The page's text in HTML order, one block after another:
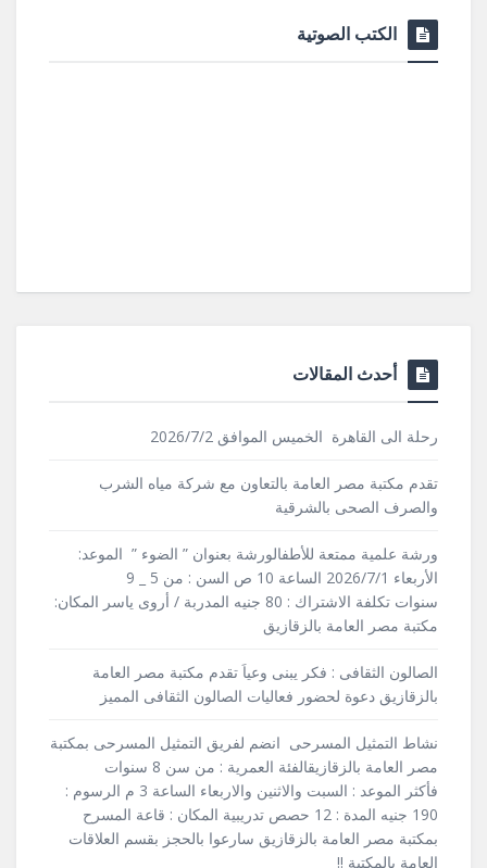
الكتب الصوتية
أحدث المقالات
رحلة الى القاهرة الخميس الموافق 2026/7/2
تقدم مكتبة مصر العامة بالتعاون مع شركة مياه الشرب
والصرف الصحى بالشرقية
ورشة علمية ممتعة للأطفالورشة بعنوان ” الضوء ” الموعد:
الأربعاء 2026/7/1 الساعة 10 ص السن : من 5 _ 9
سنوات تكلفة الاشتراك : 80 جنيه المدربة / أروى ياسر المكان:
مكتبة مصر العامة بالزقازيق
الصالون الثقافى : فكر يبنى وعياَ تقدم مكتبة مصر العامة
بالزقازيق دعوة لحضور فعاليات الصالون الثقافى المميز
نشاط التمثيل المسرحى انضم لفريق التمثيل المسرحى بمكتبة
مصر العامة بالزقازيقالفئة العمرية : من سن 8 سنوات
فأكثر الموعد : السبت والاثنين والاربعاء الساعة 3 م الرسوم :
190 جنيه المدة : 12 حصص تدريبية المكان : قاعة المسرح
بمكتبة مصر العامة بالزقازيق سارعوا بالحجز بقسم العلاقات
العامة بالمكتبة !!